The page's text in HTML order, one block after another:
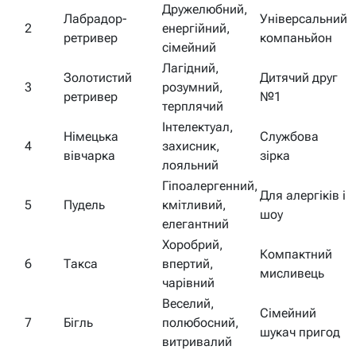
2
Лабрадор-
ретривер
Дружелюбний,
енергійний,
сімейний
Універсальний
компаньйон
3
Золотистий
ретривер
Лагідний,
розумний,
терплячий
Дитячий друг
№1
4
Німецька
вівчарка
Інтелектуал,
захисник,
лояльний
Службова
зірка
5 Пудель
Гіпоалергенний,
кмітливий,
елегантний
Для алергіків і
шоу
6 Такса
Хоробрий,
впертий,
чарівний
Компактний
мисливець
7 Бігль
Веселий,
полюбосний,
витривалий
Сімейний
шукач пригод